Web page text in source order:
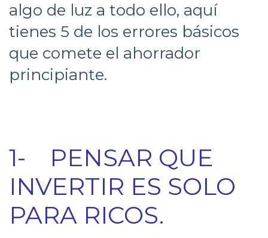
algo de luz a todo ello, aquí
tienes 5 de los errores básicos
que comete el ahorrador
principiante.
1- PENSAR QUE
INVERTIR ES SOLO
PARA RICOS.